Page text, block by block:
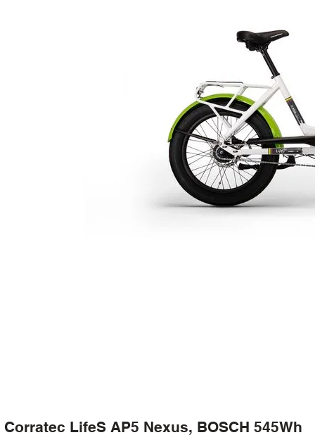
Corratec LifeS AP5 Nexus, BOSCH 545Wh